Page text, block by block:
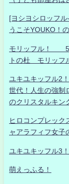
[ヨシヨシロッフ
うこそYOUKO！
モリッフル！ 50
トの杜 モリッフ
ユキユキッフル2
世代！人生の強制
のクリスタルキン
ヒロコンプレック
ャアラフィフ女子
ユキユキッフル3！
萌えっふる！